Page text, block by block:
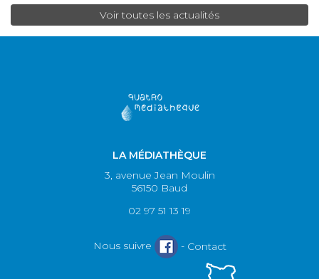
Voir toutes les actualités
LA MÉDIATHÈQUE
3, avenue Jean Moulin
56150 Baud
02 97 51 13 19
Nous suivre - Contact